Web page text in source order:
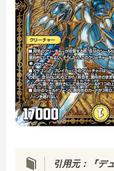
引用元：『デ